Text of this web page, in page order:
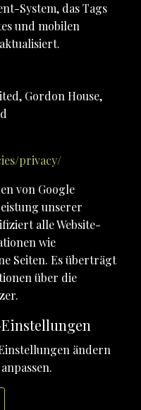
System, das Tags
und mobilen
Gordon House,
privacy/
von Google
unserer
alle Website-
wie
Seiten. Es überträgt
über die
ändern